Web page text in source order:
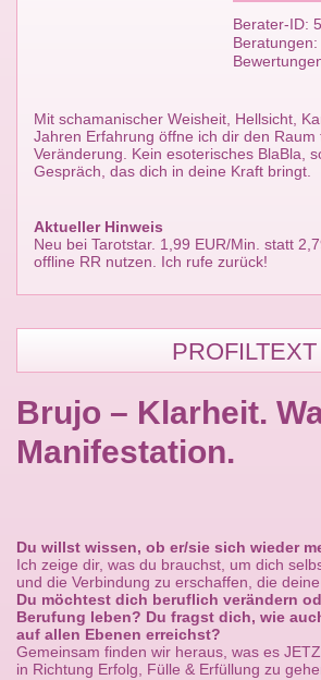
Mit schamanischer Weisheit, Hellsicht,
Jahren Erfahrung öffne ich dir den Raum
Veränderung. Kein esoterisches BlaBla,
Gespräch, das dich in deine Kraft bringt.
Aktueller Hinweis
Neu bei Tarotstar. 1,99 EUR/Min. statt
offline RR nutzen. Ich rufe zurück!
Berater-ID:
Beratungen:
PROFILTEXT
Brujo – Klarheit.
Manifestation.
Du willst wissen, ob er/sie sich wieder
Ich zeige dir, was du brauchst, um dich
und die Verbindung zu erschaffen, die
Du möchtest dich beruflich verändern
Berufung leben? Du fragst dich, wie
auf allen Ebenen erreichst?
Gemeinsam finden wir heraus, was es
in Richtung Erfolg, Fülle & Erfüllung zu